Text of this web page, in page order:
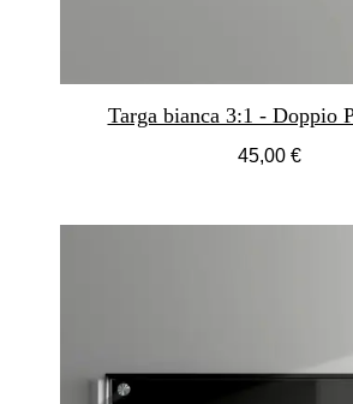
Targa bianca 3:1 - Doppio
45,00 €